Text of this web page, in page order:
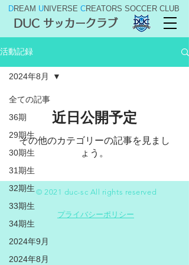
DREAM UNIVERSE CREATORS SOCCER CLUB
DUC サッカークラブ
活動記録
全ての記事
36期
29期生
30期生
31期生
32期生
33期生
34期生
2024年9月
2024年8月
2024年8月
近日公開予定
その他のカテゴリーの記事を見まし
ょう。
© 2021 duc-sc All rights reserved
プライバシーポリシー